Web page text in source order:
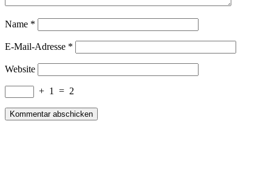
Name *
E-Mail-Adresse *
Website
+ 1 = 2